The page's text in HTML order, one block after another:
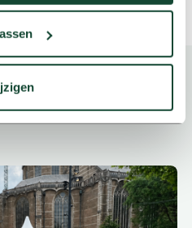
(fingerprinting)
gegevens worden
in het
we social media-
hoe we onze site nóg beter
informatie ook met onze